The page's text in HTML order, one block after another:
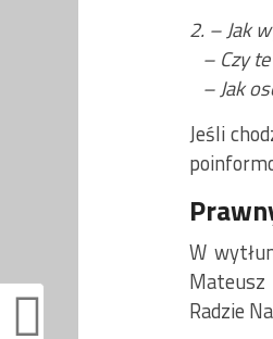
2. – Jak
– Czy
– Jak
Jeśli
W
Mateusz
Radzie